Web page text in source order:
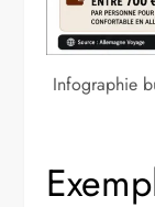
Infographie